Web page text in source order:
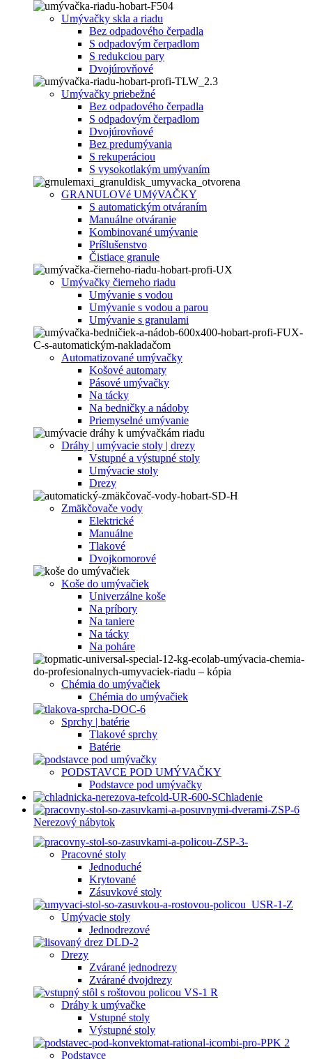
Umývačky skla a riadu
Bez odpadového čerpadla
S odpadovým čerpadlom
S redukciou pary
Dvojúrovňové
Umývačky priebežné
Bez odpadového čerpadla
S odpadovým čerpadlom
Dvojúrovňové
Bez predumývania
S rekuperáciou
S vysokotlakým umývaním
GRANULOVé UMýVAČKY
S automatickým otváraním
Manuálne otváranie
Kombinované umývanie
Príšlušenstvo
Čistiace granule
Umývačky čierneho riadu
Umývanie s vodou
Umývanie s vodou a parou
Umývanie s granulami
Automatizované umývačky
Košové automaty
Pásové umývačky
Na tácky
Na bedničky a nádoby
Priemyselné umývanie
Dráhy | umývacie stoly | drezy
Vstupné a výstupné stoly
Umývacie stoly
Drezy
Zmäkčovače vody
Elektrické
Manuálne
Tlakové
Dvojkomorové
Koše do umývačiek
Univerzálne koše
Na príbory
Na taniere
Na tácky
Na poháre
Chémia do umývačiek
Chémia do umývačiek
Sprchy | batérie
Tlakové sprchy
Batérie
PODSTAVCE POD UMÝVAČKY
Podstavce pod umývačky
Chladenie
Nerezový nábytok
Pracovné stoly
Jednoduché
Krytované
Zásuvkové stoly
Umývacie stoly
Jednodrezové
Drezy
Zvárané jednodrezy
Zvárané dvojdrezy
Dráhy k umývačke
Vstupné stoly
Výstupné stoly
Podstavce